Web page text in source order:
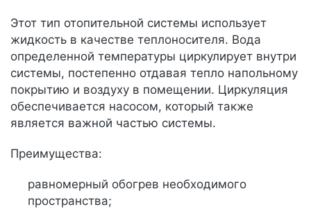
Этот тип отопительной системы использует
жидкость в качестве теплоносителя. Вода
определенной температуры циркулирует внутри
системы, постепенно отдавая тепло напольному
покрытию и воздуху в помещении. Циркуляция
обеспечивается насосом, который также
является важной частью системы.
Преимущества:
равномерный обогрев необходимого
пространства;